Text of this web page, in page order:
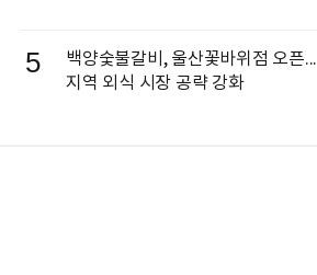
5
백양숯불갈비, 울산꽃바위점 오픈...
지역 외식 시장 공략 강화